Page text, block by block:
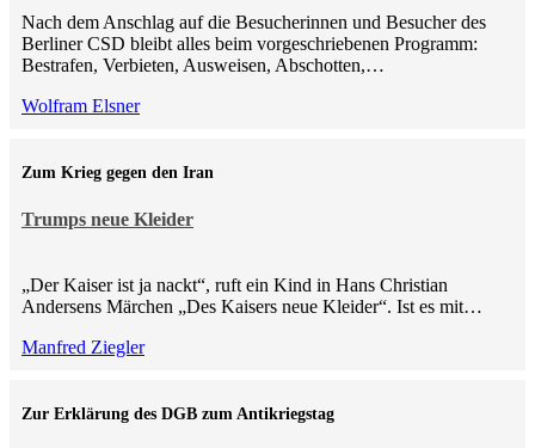
Nach dem Anschlag auf die Besucherinnen und Besucher des
Berliner CSD bleibt alles beim vorgeschriebenen Programm:
Bestrafen, Verbieten, Ausweisen, Abschotten,…
Wolfram Elsner
Trumps neue Kleider
Zum Krieg gegen den Iran
„Der Kaiser ist ja nackt“, ruft ein Kind in Hans Christian
Andersens Märchen „Des Kaisers neue Kleider“. Ist es mit…
Manfred Ziegler
Zur Erklärung des DGB zum Antikriegstag